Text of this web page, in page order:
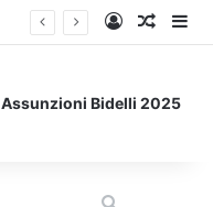
Accedi
Un
Assunzioni Bidelli 2025